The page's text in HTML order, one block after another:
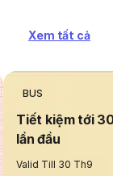
Xem tất cả
BUS
Tiết kiệm tới
lần đầu
Valid Till 30 Th9